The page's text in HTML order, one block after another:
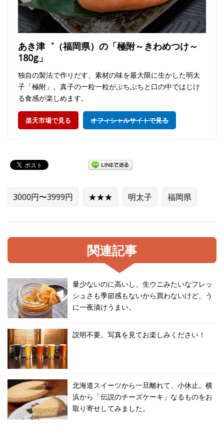
あき津゛（福岡県）の「極附～きわめつけ～
180g」
独自の製法で作りだす、素材の味を最大限に生かした明太
子「極附」。真子の一粒一粒がぷちぷちと口の中ではじけ
る食感が楽しめます。
楽天市場で見る オフィシャルサイトで見る
3000円〜3999円 ★★★ 明太子 福岡県
関連記事
量少ないのに高いし、生ウニみたいなフレッ
シュさも季節感もないから買わないけど、う
に一夜漬けうまい。
説明不要。写真を見てお楽しみください！
北海道スイーツから一旦離れて、小休止。横
浜から「伝説のチーズケーキ」なるものをお
取り寄せしてみました。